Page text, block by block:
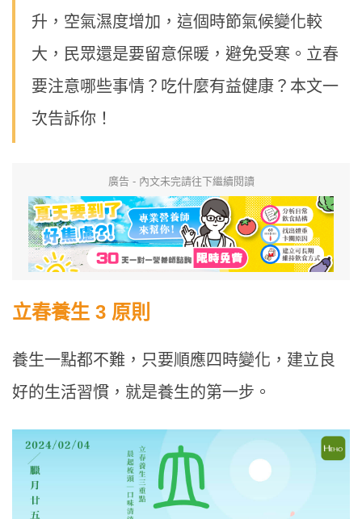
升，空氣濕度增加，這個時節氣候變化較
大，民眾還是要留意保暖，避免受寒。立春
要注意哪些事情？吃什麼有益健康？本文一
次告訴你！
廣告 - 內文未完請往下繼續閱讀
立春養生 3 原則
養生一點都不難，只要順應四時變化，建立良
好的生活習慣，就是養生的第一步。